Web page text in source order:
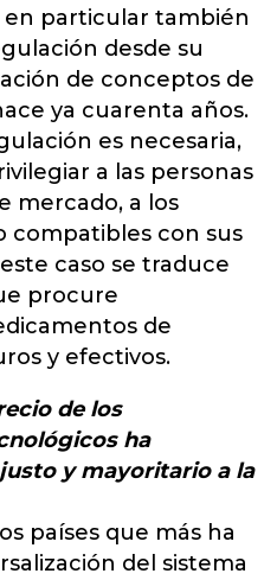
particular también
desde su
de conceptos de
ya cuarenta años.
es necesaria,
a las personas
mercado, a los
compatibles con sus
caso se traduce
procure
de
y efectivos.
de los
ha
y mayoritario a la
países que más ha
del sistema